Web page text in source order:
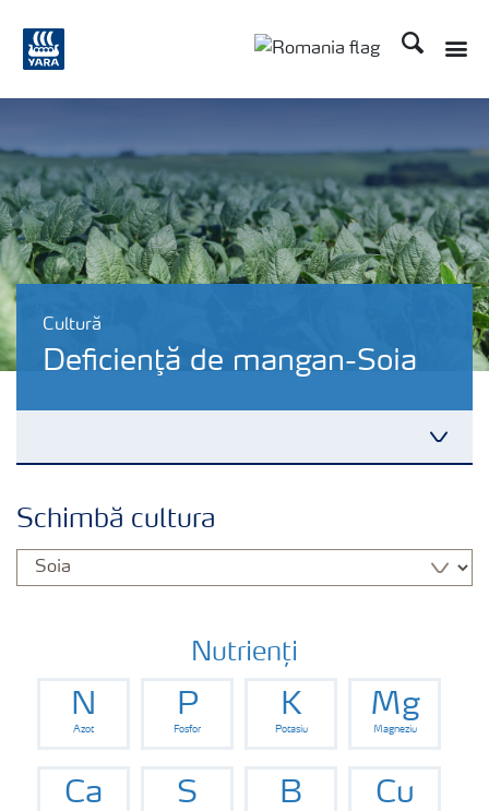
Căutare
Cultură
Deficienţă de mangan-Soia
Produse
Norme de siguranță
Publicații
Schimbă cultura
Nutrienți
N
Azot
P
Fosfor
K
Potasiu
Mg
Magneziu
Ca S B Cu